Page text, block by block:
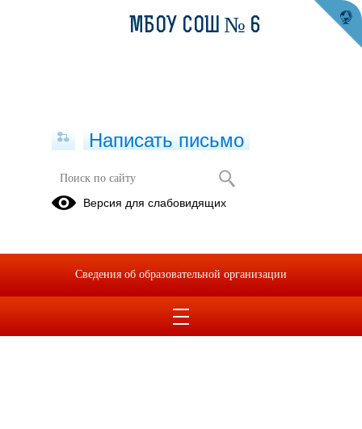
МБОУ СОШ № 6
Написать письмо
Версия для слабовидящих
Сведения об образовательной организации